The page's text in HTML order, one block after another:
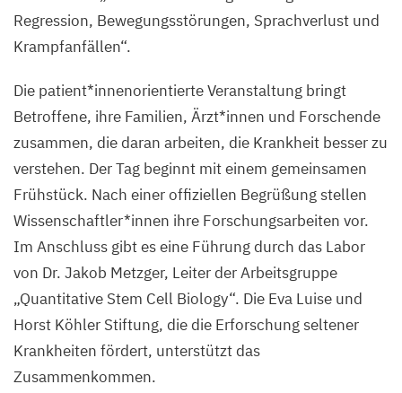
Regression, Bewegungsstörungen, Sprachverlust und
Krampfanfällen“.
Die patient*innenorientierte Veranstaltung bringt
Betroffene, ihre Familien, Ärzt*innen und Forschende
zusammen, die daran arbeiten, die Krankheit besser zu
verstehen. Der Tag beginnt mit einem gemeinsamen
Frühstück. Nach einer offiziellen Begrüßung stellen
Wissenschaftler*innen ihre Forschungsarbeiten vor.
Im Anschluss gibt es eine Führung durch das Labor
von Dr. Jakob Metzger, Leiter der Arbeitsgruppe
„Quantitative Stem Cell Biology“. Die Eva Luise und
Horst Köhler Stiftung, die die Erforschung seltener
Krankheiten fördert, unterstützt das
Zusammenkommen.